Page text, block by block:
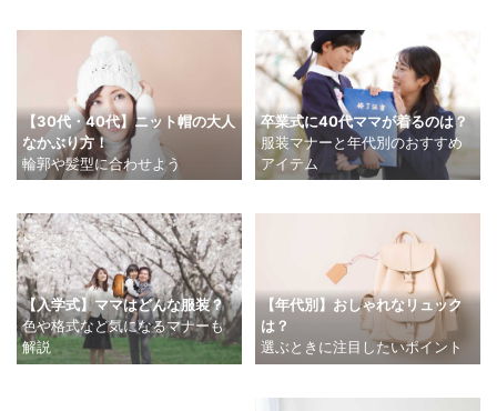
【30代・40代】ニット帽の大人
なかぶり方！
輪郭や髪型に合わせよう
卒業式に40代ママが着るのは？
服装マナーと年代別のおすすめ
アイテム
【入学式】ママはどんな服装？
色や格式など気になるマナーも
解説
【年代別】おしゃれなリュック
は？
選ぶときに注目したいポイント